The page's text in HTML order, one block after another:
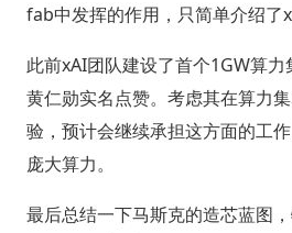
fab中发挥的作用，只简单介绍了
此前xAI团队建设了首个1GW算
黄仁勋实名点赞。考虑其在算力
验，预计会继续承担这方面的工
庞大算力。
最后总结一下马斯克的造芯蓝图